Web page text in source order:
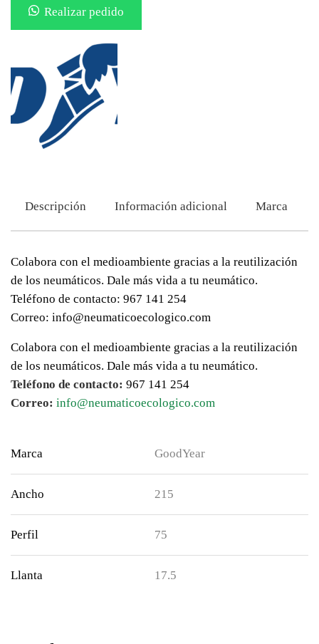
Realizar pedido
Descripción Información adicional Marca
Colabora con el medioambiente gracias a la reutilización
de los neumáticos. Dale más vida a tu neumático.
Teléfono de contacto: 967 141 254
Correo: info@neumaticoecologico.com
Colabora con el medioambiente gracias a la reutilización
de los neumáticos. Dale más vida a tu neumático.
Teléfono de contacto: 967 141 254
Correo: info@neumaticoecologico.com
Marca GoodYear
Ancho 215
Perfil 75
Llanta 17.5